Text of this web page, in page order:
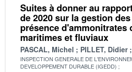
Suites à donner au
de 2020 sur la gestion
présence d'ammonitrates
maritimes et fluviaux
PASCAL, Michel PILLET, Didier
INSPECTION GENERALE DE
DEVELOPPEMENT DURABLE (IGEDD)